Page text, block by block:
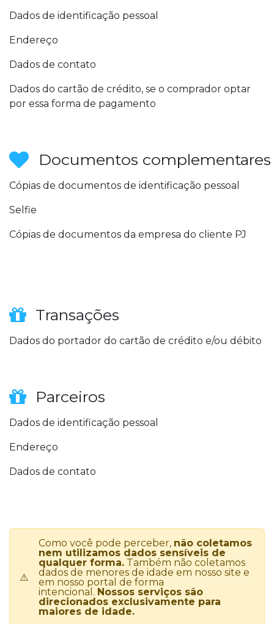
Dados de identificação pessoal
Endereço
Dados de contato
Dados do cartão de crédito, se o comprador optar
por essa forma de pagamento
Documentos complementares
Cópias de documentos de identificação pessoal
Selfie
Cópias de documentos da empresa do cliente PJ
Transações
Dados do portador do cartão de crédito e/ou débito
Parceiros
Dados de identificação pessoal
Endereço
Dados de contato
⚠️
Como você pode perceber, não coletamos
nem utilizamos dados sensíveis de
qualquer forma. Também não coletamos
dados de menores de idade em nosso site e
em nosso portal de forma
intencional. Nossos serviços são
direcionados exclusivamente para
maiores de idade.